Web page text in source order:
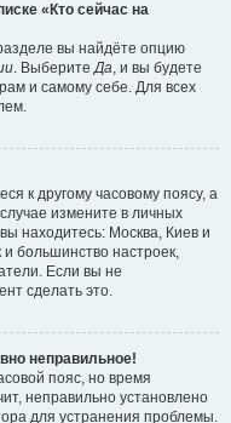
«Кто сейчас на
вы найдёте опцию
. ВыберитеДа, и вы будете
и самому себе. Для всех
к другому часовому поясу, а
измените в личных
находитесь: Москва, Киев и
и большинство настроек,
Если вы не
сделать это.
неправильное!
пояс, но время
неправильно установлено
для устранения проблемы.